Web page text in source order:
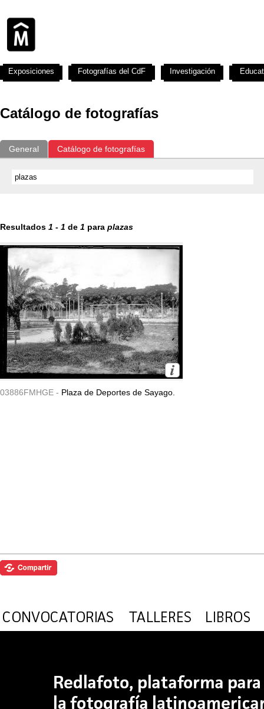
Catálogo de fotografías
General Catálogo de fotografías
Resultados 1 - 1 de 1 para plazas
03886FMHGE - Plaza de Deportes de Sayago.
Exposiciones Fotografías del CdF Investigación